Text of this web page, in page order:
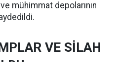
mühimmat depolarının
VE SİLAH